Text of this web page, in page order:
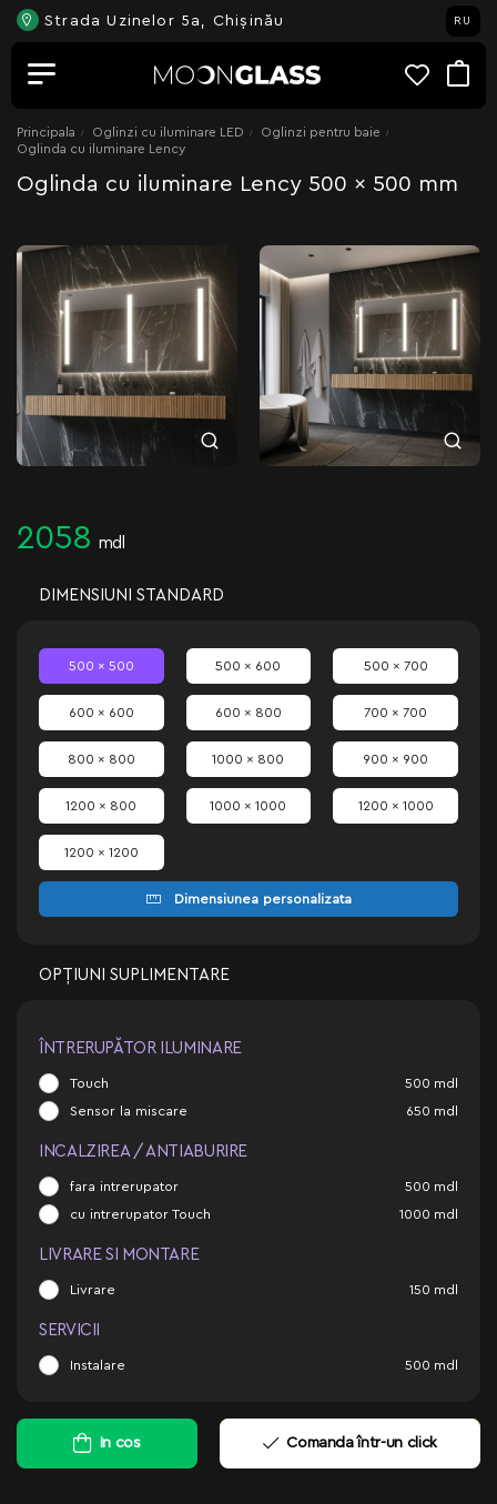
Strada Uzinelor 5a, Chișinău RU
Principala Oglinzi cu iluminare LED
Oglinzi pentru baie
Oglinda cu iluminare Lency
Oglinda cu iluminare Lency 500 x 500 mm
2058 mdl
DIMENSIUNI STANDARD
500 x 500 500 x 600 500 x 700
600 x 600 600 x 800 700 x 700
800 x 800 1000 x 800 900 x 900
1200 x 800 1000 x 1000 1200 x 1000
1200 x 1200
Dimensiunea personalizata
OPȚIUNI SUPLIMENTARE
ÎNTRERUPĂTOR ILUMINARE
Touch 500 mdl
Sensor la miscare 650 mdl
INCALZIREA / ANTIABURIRE
fara intrerupator 500 mdl
cu intrerupator Touch 1000 mdl
LIVRARE SI MONTARE
Livrare 150 mdl
SERVICII
Instalare 500 mdl
In cos Comanda într-un click